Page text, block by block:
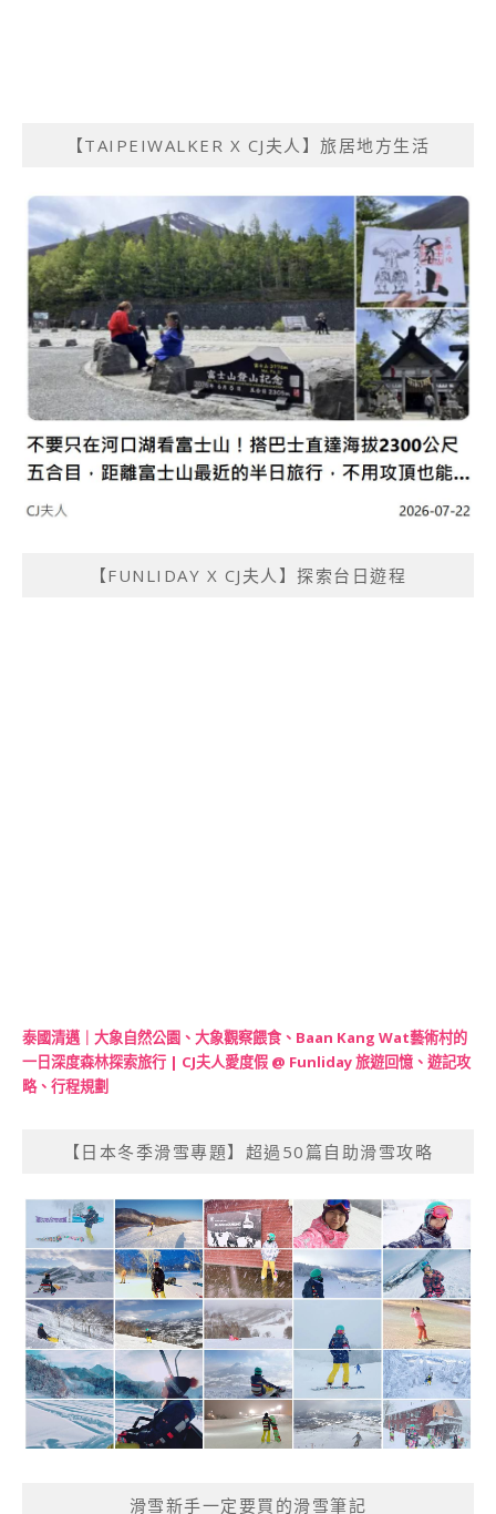
【TAIPEIWALKER X CJ夫人】旅居地方生活
【FUNLIDAY X CJ夫人】探索台日遊程
泰國清邁｜大象自然公園、大象觀察餵食、Baan Kang Wat藝術村的
一日深度森林探索旅行 | CJ夫人愛度假 @ Funliday 旅遊回憶、遊記攻
略、行程規劃
【日本冬季滑雪專題】超過50篇自助滑雪攻略
滑雪新手一定要買的滑雪筆記